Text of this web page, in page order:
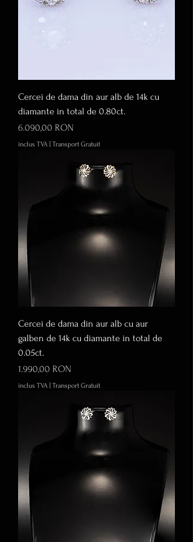
Cercei de dama din aur alb de 14k cu
diamante in total de 0.80ct.
Preț
6.090,00 RON
inclus TVA Transport Gratuit
Cercei de dama din aur alb cu aur
galben de 14k cu diamante in total de
0.05ct.
Preț
1.990,00 RON
inclus TVA Transport Gratuit